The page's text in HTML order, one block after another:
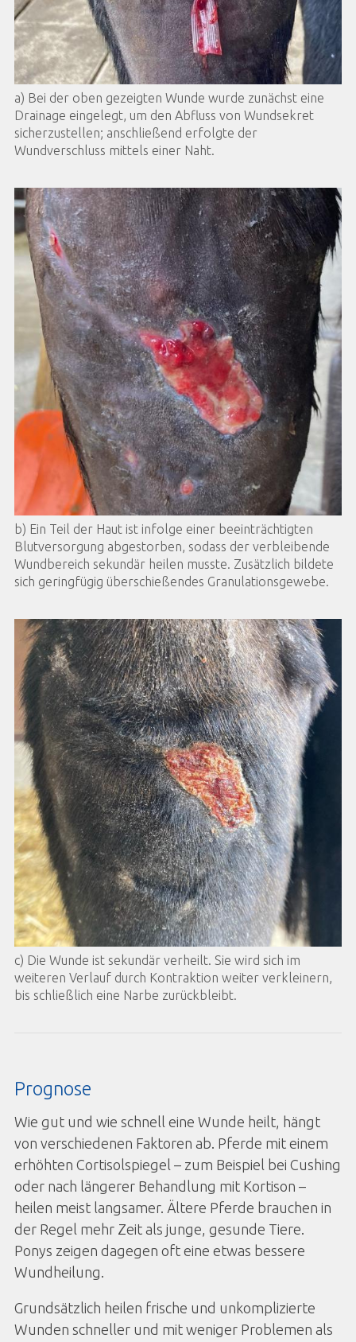
a) Bei der oben gezeigten Wunde wurde zunächst eine
Drainage eingelegt, um den Abfluss von Wundsekret
sicherzustellen; anschließend erfolgte der
Wundverschluss mittels einer Naht.
b) Ein Teil der Haut ist infolge einer beeinträchtigten
Blutversorgung abgestorben, sodass der verbleibende
Wundbereich sekundär heilen musste. Zusätzlich bildete
sich geringfügig überschießendes Granulationsgewebe.
c) Die Wunde ist sekundär verheilt. Sie wird sich im
weiteren Verlauf durch Kontraktion weiter verkleinern,
bis schließlich eine Narbe zurückbleibt.
Prognose
Wie gut und wie schnell eine Wunde heilt, hängt
von verschiedenen Faktoren ab. Pferde mit einem
erhöhten Cortisolspiegel – zum Beispiel bei Cushing
oder nach längerer Behandlung mit Kortison –
heilen meist langsamer. Ältere Pferde brauchen in
der Regel mehr Zeit als junge, gesunde Tiere.
Ponys zeigen dagegen oft eine etwas bessere
Wundheilung.
Grundsätzlich heilen frische und unkomplizierte
Wunden schneller und mit weniger Problemen als